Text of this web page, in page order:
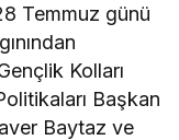
Temmuz günü
Kolları
Başkan
Baytaz ve